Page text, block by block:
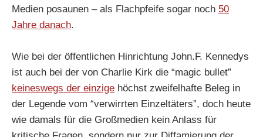
Medien posaunen – als Flachpfeife sogar noch 50
Jahre danach.
Wie bei der öffentlichen Hinrichtung John.F. Kennedys
ist auch bei der von Charlie Kirk die “magic bullet”
keineswegs der einzige höchst zweifelhafte Beleg in
der Legende vom “verwirrten Einzeltäters”, doch heute
wie damals für die Großmedien kein Anlass für